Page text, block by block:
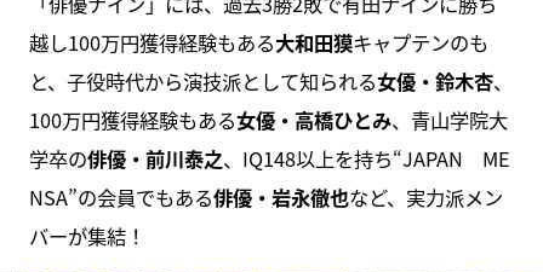
越し100万円獲得経験もある大和田獏キャプテンのも
と、子役時代から演技派として知られる女優・鈴木杏、
100万円獲得経験もある女優・高橋ひとみ、青山学院大
学卒の俳優・前川泰之、IQ148以上を持ち“JAPAN ME
NSA”の会員でもある俳優・岩永徹也など、実力派メン
バーが集結！